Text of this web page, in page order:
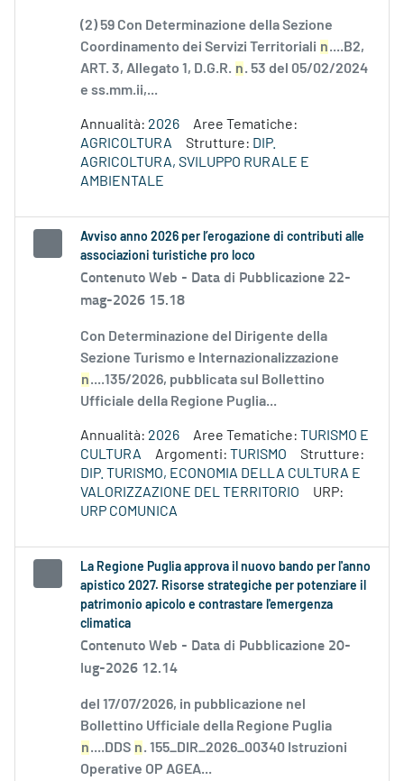
(2) 59 Con Determinazione della Sezione
Coordinamento dei Servizi Territoriali n....B2,
ART. 3, Allegato 1, D.G.R. n. 53 del 05/02/2024
e ss.mm.ii,...
Annualità: 2026
Aree Tematiche:
AGRICOLTURA
Strutture: DIP.
AGRICOLTURA, SVILUPPO RURALE E
AMBIENTALE
Avviso anno 2026 per l’erogazione di contributi alle
associazioni turistiche pro loco
Contenuto Web - Data di Pubblicazione 22-
mag-2026 15.18
Con Determinazione del Dirigente della
Sezione Turismo e Internazionalizzazione
n....135/2026, pubblicata sul Bollettino
Ufficiale della Regione Puglia...
Annualità: 2026 Aree Tematiche: TURISMO E
CULTURA
Argomenti: TURISMO
Strutture:
DIP. TURISMO, ECONOMIA DELLA CULTURA E
VALORIZZAZIONE DEL TERRITORIO
URP:
URP COMUNICA
La Regione Puglia approva il nuovo bando per l'anno
apistico 2027. Risorse strategiche per potenziare il
patrimonio apicolo e contrastare l'emergenza
climatica
Contenuto Web - Data di Pubblicazione 20-
lug-2026 12.14
del 17/07/2026, in pubblicazione nel
Bollettino Ufficiale della Regione Puglia
n....DDS n. 155_DIR_2026_00340 Istruzioni
Operative OP AGEA...